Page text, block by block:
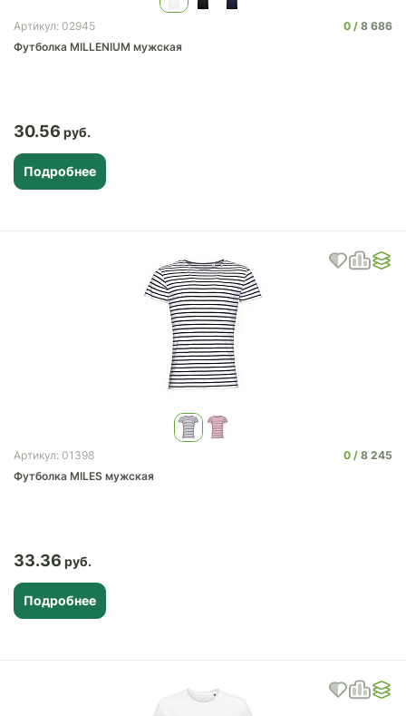
Артикул: 02945 0
8 686
Футболка MILLENIUM мужская
30.56
Подробнее
Артикул: 01398 0
8 245
Футболка MILES мужская
33.36
Подробнее